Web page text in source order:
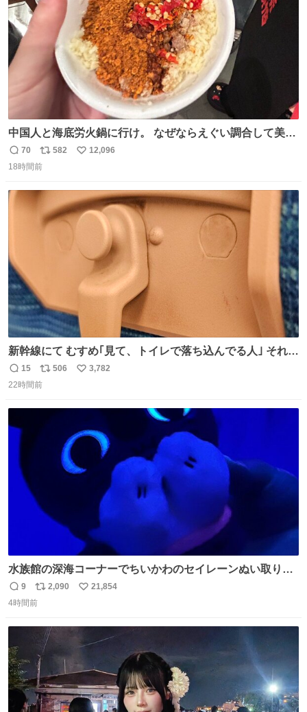
中国人と海底労火鍋に行け。 なぜならえぐい調合して美味
しすぎる ソースを作ってくれるから。
返
信
70
リ
ポ
ト
数
582
い
数
12,096
18時間前
新幹線にて むすめ｢見て、トイレで落ち込んでる人｣ それに
しか見えなくなった どうしてくれるんだ
返
信
15
リ
ポ
506
い
3,782
22時間前
水族館の深海コーナーでちいかわのセイレーンぬい取り出
したら目光っててビビりました #ちいかわ
返
信
9
リ
ポ
数
2,090
い
数
21,854
4時間前